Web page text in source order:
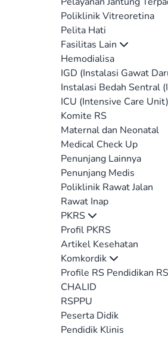
Poliklinik Vitreoretina
Pelita Hati
Fasilitas Lain
Hemodialisa
IGD (Instalasi Gawat
Instalasi Bedah Sentral
ICU (Intensive Care Unit)
Komite RS
Maternal dan Neonatal
Medical Check Up
Penunjang Lainnya
Penunjang Medis
Poliklinik Rawat Jalan
Rawat Inap
PKRS
Profil PKRS
Artikel Kesehatan
Komkordik
Profile RS Pendidikan
CHALID
RSPPU
Peserta Didik
Pendidik Klinis